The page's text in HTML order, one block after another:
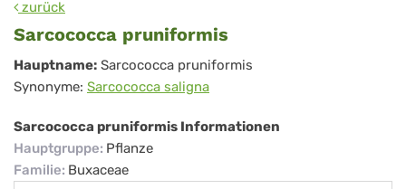
zurück
Sarcococca pruniformis
Sarcococca
pruniformis
Hauptname: Sarcococca pruniformis
Synonyme: Sarcococca saligna
Sarcococca pruniformis Informationen
Hauptgruppe: Pflanze
Familie: Buxaceae